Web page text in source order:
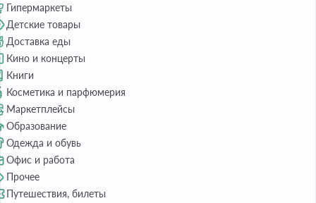
Гипермаркеты
Детские товары
Доставка еды
Кино и концерты
Книги
Косметика и парфюмерия
Маркетплейсы
Образование
Одежда и обувь
Офис и работа
Прочее
Путешествия, билеты